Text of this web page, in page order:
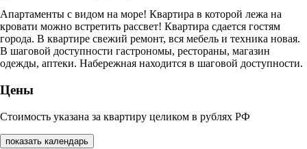
Апартаменты с видом на море! Квартира в которой лежа на
кровати можно встретить рассвет! Квартира сдается гостям
города. В квартире свежий ремонт, вся мебель и техника новая.
В шаговой доступности гастрономы, рестораны, магазин
одежды, аптеки. Набережная находится в шаговой доступности.
Цены
Стоимость указана за квартиру целиком в рублях РФ
показать календарь